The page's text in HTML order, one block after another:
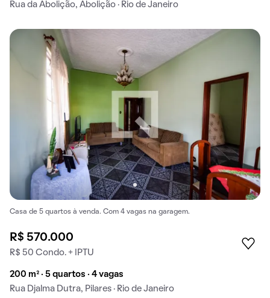
Rua da Abolição, Abolição · Rio de Janeiro
Casa de 5 quartos à venda. Com 4 vagas na garagem.
R$ 570.000
R$ 50 Condo. + IPTU
200 m² · 5 quartos · 4 vagas
Rua Djalma Dutra, Pilares · Rio de Janeiro